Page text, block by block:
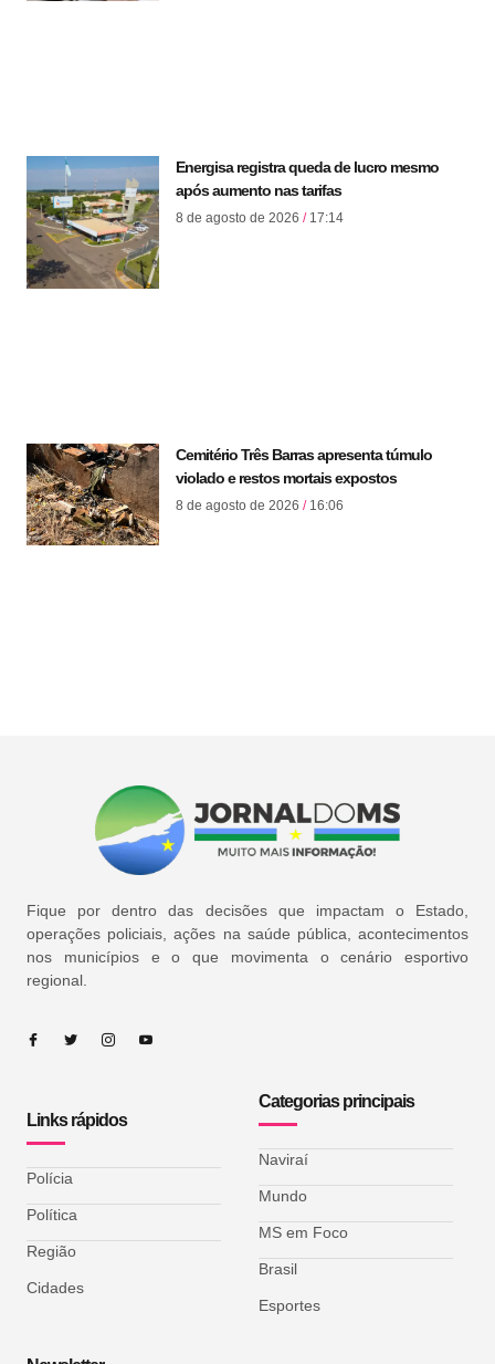
Energisa registra queda de lucro mesmo
após aumento nas tarifas
8 de agosto de 2026 17:14
Cemitério Três Barras apresenta túmulo
violado e restos mortais expostos
8 de agosto de 2026 16:06
Fique por dentro das decisões que impactam o Estado,
operações policiais, ações na saúde pública, acontecimentos
nos municípios e o que movimenta o cenário esportivo
regional.
Links rápidos
Polícia
Política
Região
Cidades
Categorias principais
Naviraí
Mundo
MS em Foco
Brasil
Esportes